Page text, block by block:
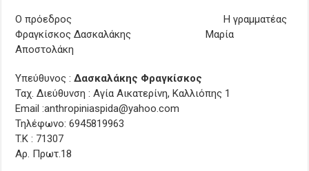
Ο πρόεδρος Η γραμματέας
Φραγκίσκος Δασκαλάκης Μαρία
Αποστολάκη
Υπεύθυνος :Δασκαλάκης Φραγκίσκος
Ταχ. Διεύθυνση : Αγία Αικατερίνη, Καλλιόπης 1
Email :anthropiniaspida@yahoo.com
Τηλέφωνο: 6945819963
T.Κ : 71307
Αρ. Πρωτ.18